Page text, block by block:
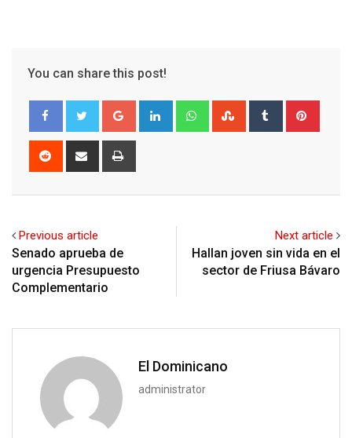
You can share this post!
Google+ LinkedIn WhatsappStumbleUpon
Tumblr
Reddit
Share
Previous article
Senado aprueba de
urgencia Presupuesto
Complementario
Next article
Hallan joven sin vida en el
sector de Friusa Bávaro
El Dominicano
administrator